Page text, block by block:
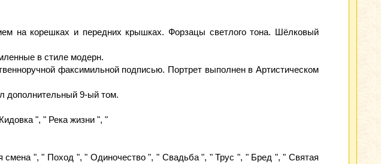
на корешках и передних крышках. Форзацы светлого тона. Шёлковый
в стиле модерн.
факсимильной подписью. Портрет выполнен в Артистическом
дополнительный 9-ый том.
", " Река жизни ", "
", " Поход ", " Одиночество ", " Свадьба ", " Трус ", " Бред ", " Святая